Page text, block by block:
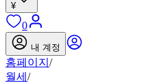
¥
0
내 계정
홈페이지 /
월세 /